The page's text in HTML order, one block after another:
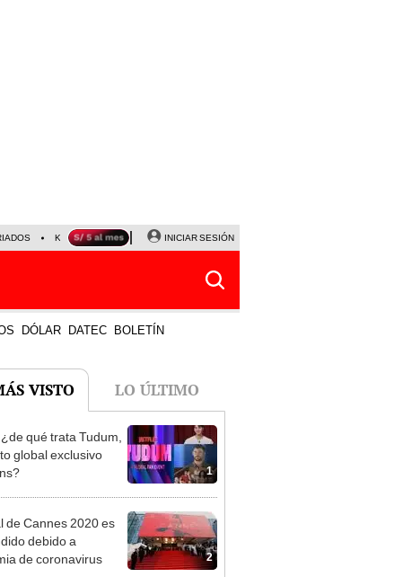
KEIKO FUJIMORI NALDY SALDAÑA
INICIAR SESIÓN
DÓLAR DATEC BOLETÍN
VISTO LO ÚLTIMO
1
qué trata Tudum,
global exclusivo
2
de Cannes 2020 es
debido a
de coronavirus